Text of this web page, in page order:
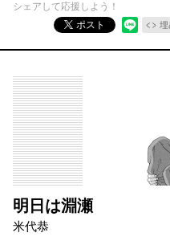
シェアして応援しよう！
ポスト
埋
明日は淵瀬
米代恭